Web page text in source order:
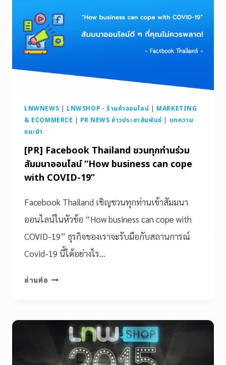
LNWNEWS | LNWSHOP - ร้านค้าออนไลน์ | MARKETING
& ECOMMERCE | PR NEWS ข่าวประชาสัมพันธ์ | บทความ
แนะนำ
[PR] Facebook Thailand ชวนทุกท่านร่วม
สัมมนาออนไลน์ “How business can cope
with COVID-19”
Facebook Thailand เชิญชวนทุกท่านเข้าสัมมนา
ออนไลน์ในหัวข้อ “How business can cope with
COVID-19” ธุรกิจของเราจะรับมือกับสถานการณ์
Covid-19 นี้ได้อย่างไร…
อ่านต่อ